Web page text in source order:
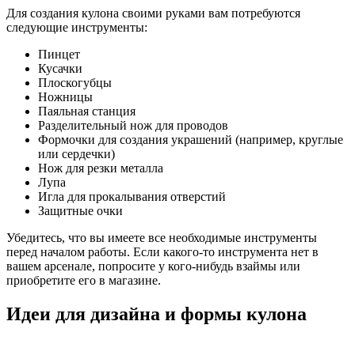
Для создания кулона своими руками вам потребуются
следующие инструменты:
Пинцет
Кусачки
Плоскогубцы
Ножницы
Паяльная станция
Разделительный нож для проводов
Формочки для создания украшений (например, круглые
или сердечки)
Нож для резки металла
Лупа
Игла для прокалывания отверстий
Защитные очки
Убедитесь, что вы имеете все необходимые инструменты
перед началом работы. Если какого-то инструмента нет в
вашем арсенале, попросите у кого-нибудь взаймы или
приобретите его в магазине.
Идеи для дизайна и формы кулона